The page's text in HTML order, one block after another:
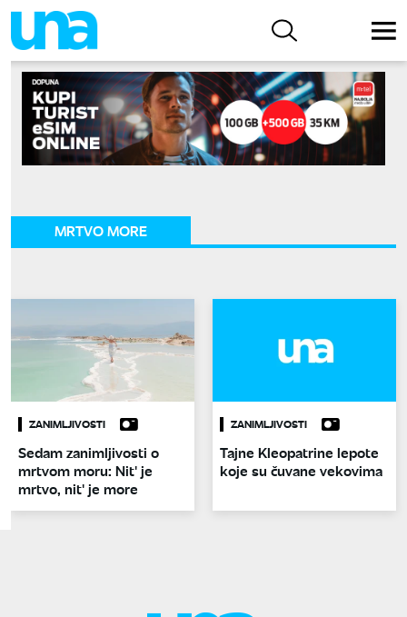
MRTVO MORE
ZANIMLJIVOSTI
Sedam zanimljivosti o
mrtvom moru: Nit' je
mrtvo, nit' je more
ZANIMLJIVOSTI
Tajne Kleopatrine lepote
koje su čuvane vekovima